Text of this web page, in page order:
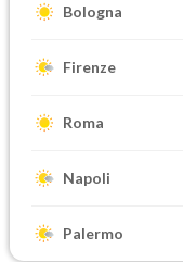
Bologna
Firenze
Roma
Napoli
Palermo